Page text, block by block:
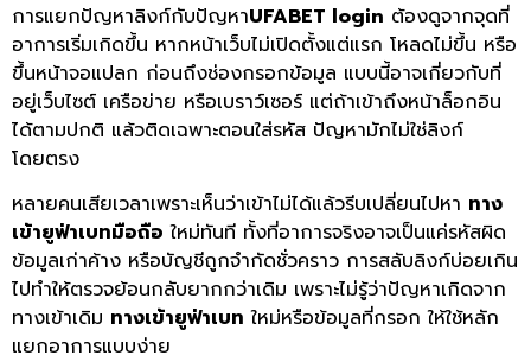
การแยกปัญหาลิงก์กับปัญหาUFABET login ต้องดูจากจุดที่
อาการเริ่มเกิดขึ้น หากหน้าเว็บไม่เปิดตั้งแต่แรก โหลดไม่ขึ้น หรือ
ขึ้นหน้าจอแปลก ก่อนถึงช่องกรอกข้อมูล แบบนี้อาจเกี่ยวกับที่
อยู่เว็บไซต์ เครือข่าย หรือเบราว์เซอร์ แต่ถ้าเข้าถึงหน้าล็อกอิน
ได้ตามปกติ แล้วติดเฉพาะตอนใส่รหัส ปัญหามักไม่ใช่ลิงก์
โดยตรง
หลายคนเสียเวลาเพราะเห็นว่าเข้าไม่ได้แล้วรีบเปลี่ยนไปหา ทาง
เข้ายูฟ่าเบทมือถือ ใหม่ทันที ทั้งที่อาการจริงอาจเป็นแค่รหัสผิด
ข้อมูลเก่าค้าง หรือบัญชีถูกจำกัดชั่วคราว การสลับลิงก์บ่อยเกิน
ไปทำให้ตรวจย้อนกลับยากกว่าเดิม เพราะไม่รู้ว่าปัญหาเกิดจาก
ทางเข้าเดิม ทางเข้ายูฟ่าเบท ใหม่หรือข้อมูลที่กรอก ให้ใช้หลัก
แยกอาการแบบง่าย